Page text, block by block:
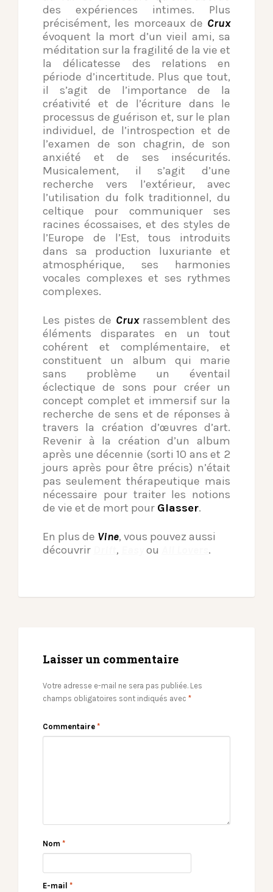
des expériences intimes. Plus
précisément, les morceaux de Crux
évoquent la mort d’un vieil ami, sa
méditation sur la fragilité de la vie et
la délicatesse des relations en
période d’incertitude. Plus que tout,
il s’agit de l’importance de la
créativité et de l’écriture dans le
processus de guérison et, sur le plan
individuel, de l’introspection et de
l’examen de son chagrin, de son
anxiété et de ses insécurités.
Musicalement, il s’agit d’une
recherche vers l’extérieur, avec
l’utilisation du folk traditionnel, du
celtique pour communiquer ses
racines écossaises, et des styles de
l’Europe de l’Est, tous introduits
dans sa production luxuriante et
atmosphérique, ses harmonies
vocales complexes et ses rythmes
complexes.
Les pistes de Crux rassemblent des
éléments disparates en un tout
cohérent et complémentaire, et
constituent un album qui marie
sans problème un éventail
éclectique de sons pour créer un
concept complet et immersif sur la
recherche de sens et de réponses à
travers la création d’œuvres d’art.
Revenir à la création d’un album
après une décennie (sorti 10 ans et 2
jours après pour être précis) n’était
pas seulement thérapeutique mais
nécessaire pour traiter les notions
de vie et de mort pour Glasser.
En plus de Vine, vous pouvez aussi
découvrir
, ou .
Laisser un commentaire
Votre adresse e-mail ne sera pas publiée. Les
champs obligatoires sont indiqués avec *
Commentaire *
Nom *
E-mail *